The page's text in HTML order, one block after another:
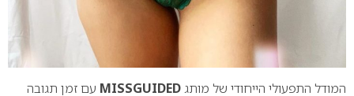
המודל התפעולי הייחודי של מותגMISSGUIDED עם זמן תגובה